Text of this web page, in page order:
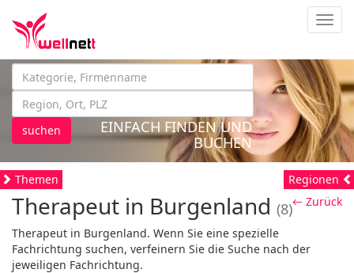
suchen
EINFACH FINDEN UND
BUCHEN
Themen
← Zurück
Therapeut in Burgenland (8)
Therapeut in Burgenland. Wenn Sie eine spezielle
Fachrichtung suchen, verfeinern Sie die Suche nach der
jeweiligen Fachrichtung.
Regionen